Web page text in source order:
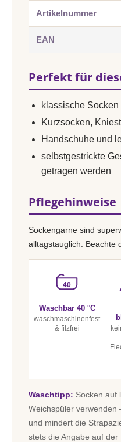
Artikelnummer
EAN
Perfekt für
klassische
Kurzsocken,
Handschuhe und
selbstgestrickte
getragen werden
Pflegehinweise
Sockengarne sind
alltagstauglich. Beachte
40
Waschbar 40 °C
waschmaschinenfest
& filzfrei
Waschtipp: Socken auf
Weichspüler verwenden
und mindert die
stets die Angabe auf der